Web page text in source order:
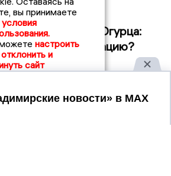
Фестиваль Огурца:
на организацию?
вы принимаете
настроить
отклонить и
сайт
Принять